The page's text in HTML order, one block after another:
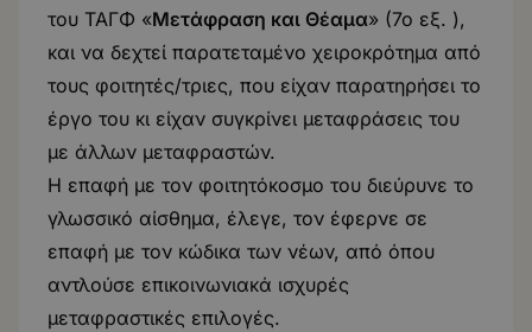
του ΤΑΓΦ «Μετάφραση και Θέαμα» (7ο εξ. ),
και να δεχτεί παρατεταμένο χειροκρότημα από
τους φοιτητές/τριες, που είχαν παρατηρήσει το
έργο του κι είχαν συγκρίνει μεταφράσεις του
με άλλων μεταφραστών.
Η επαφή με τον φοιτητόκοσμο του διεύρυνε το
γλωσσικό αίσθημα, έλεγε, τον έφερνε σε
επαφή με τον κώδικα των νέων, από όπου
αντλούσε επικοινωνιακά ισχυρές
μεταφραστικές επιλογές.